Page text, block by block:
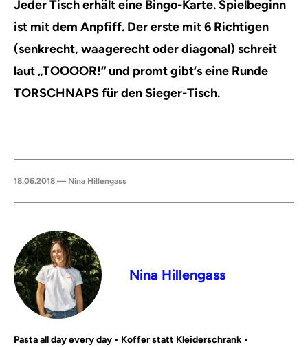
Jeder Tisch erhält eine Bingo-Karte. Spielbeginn
ist mit dem Anpfiff. Der erste mit 6 Richtigen
(senkrecht, waagerecht oder diagonal) schreit
laut „TOOOOR!“ und promt gibt‘s eine Runde
TORSCHNAPS für den Sieger-Tisch.
18.06.2018 — Nina Hillengass
Nina Hillengass
Pasta all day every day • Koffer statt Kleiderschrank •